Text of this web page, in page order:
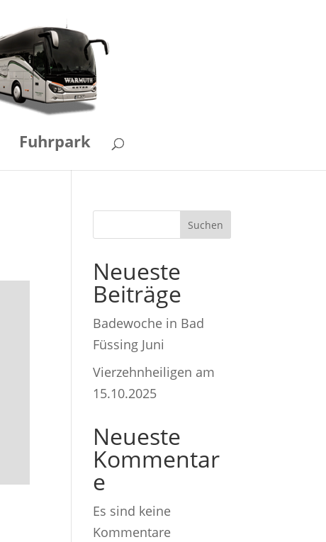
Fuhrpark
Suchen
Neueste
Beiträge
Badewoche in Bad
Füssing Juni
Vierzehnheiligen am
15.10.2025
Neueste
Kommentar
e
Es sind keine
Kommentare